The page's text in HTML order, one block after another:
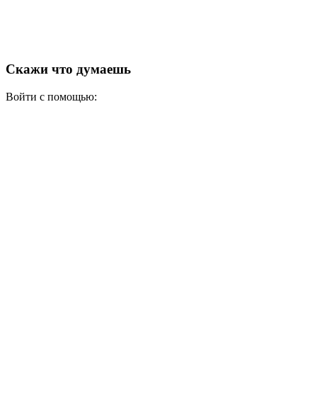
Скажи что думаешь
Войти с помощью: